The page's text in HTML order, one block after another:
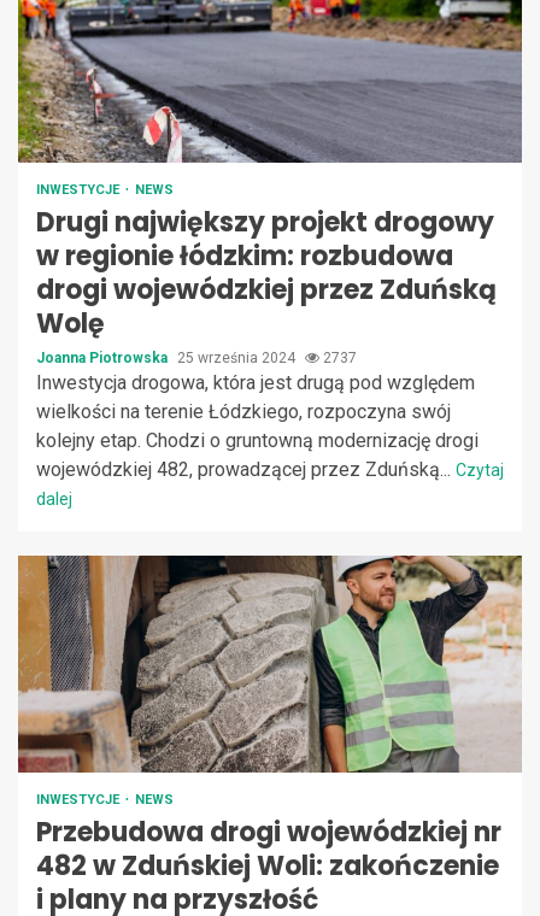
INWESTYCJE NEWS
Drugi największy projekt drogowy
w regionie łódzkim: rozbudowa
drogi wojewódzkiej przez Zduńską
Wolę
Joanna Piotrowska 25 września 2024 2737
Inwestycja drogowa, która jest drugą pod względem
wielkości na terenie Łódzkiego, rozpoczyna swój
kolejny etap. Chodzi o gruntowną modernizację drogi
wojewódzkiej 482, prowadzącej przez Zduńską... Czytaj
dalej
INWESTYCJE NEWS
Przebudowa drogi wojewódzkiej nr
482 w Zduńskiej Woli: zakończenie
i plany na przyszłość